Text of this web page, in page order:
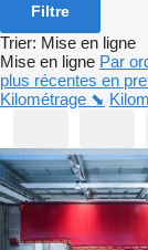
Filtre
Trier: Mise en ligne
Mise en ligne Par
plus récentes en
Kilométrage ⬊